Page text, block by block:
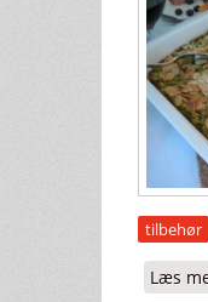
tilbehør
Læs